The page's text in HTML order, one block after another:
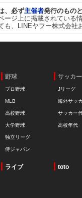
、必ず主催者発行のもの
ージ上に掲載されてい
、LINEヤフー株式会社
野球
プロ野球
MLB
高校野球
大学野球
独立リーグ
侍ジャパン
サッカー
Jリーグ
海外サッ
サッカー
高校年代
ライブ toto